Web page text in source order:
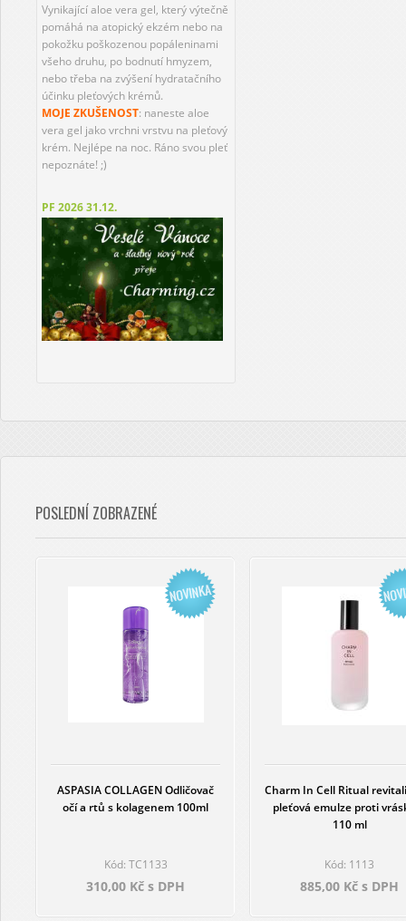
Vynikající aloe vera gel, který výtečně
pomáhá na atopický ekzém nebo na
pokožku poškozenou popáleninami
všeho druhu, po bodnutí hmyzem,
nebo třeba na zvýšení hydratačního
účinku pleťových krémů.
MOJE ZKUŠENOST: naneste aloe
vera gel jako vrchni vrstvu na pleťový
krém. Nejlépe na noc. Ráno svou pleť
nepoznáte! ;)
PF 202631.12.
POSLEDNÍ ZOBRAZENÉ
ASPASIA COLLAGEN Odličovač
očí a rtů s kolagenem 100ml
Kód: TC1133
310,00 Kč s DPH
Charm In Cell Ritual
pleťová emulze proti
110 ml
Kód: 1113
885,00 Kč s DPH